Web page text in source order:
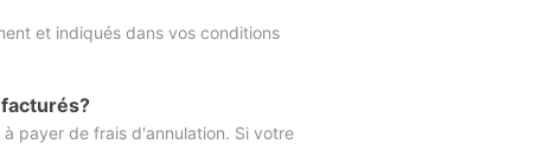
et indiqués dans vos conditions
payer de frais d'annulation. Si votre